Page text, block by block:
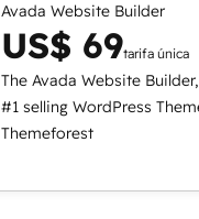
Avada Website Builder
US$ 69tarifa única
The Avada Website
#1 selling WordPress
Themeforest